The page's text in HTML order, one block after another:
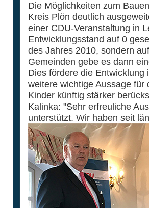
Die Möglichkeiten zum
Kreis Plön deutlich
einer CDU-Veranstaltung in
Entwicklungsstand auf 0
des Jahres 2010, sondern
Gemeinden gebe es dann
Dies fördere die
weitere wichtige Aussage
Kinder künftig stärker
Kalinka: "Sehr erfreuliche
unterstützt. Wir haben seit